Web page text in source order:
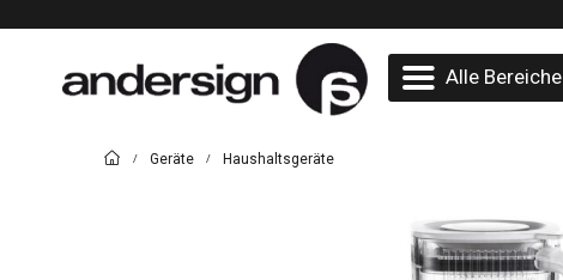
Alle Bereiche
/ Geräte / Haushaltsgeräte